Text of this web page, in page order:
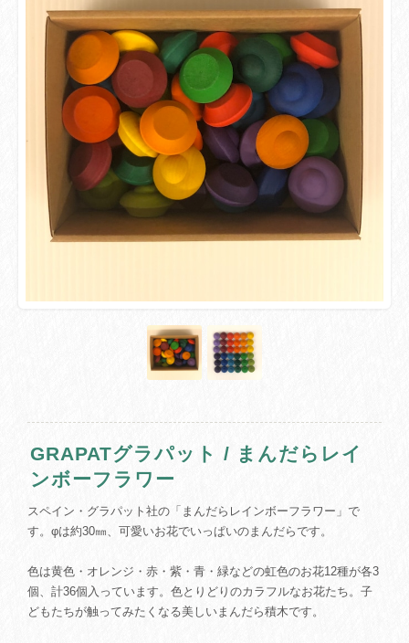
GRAPATグラパット / まんだらレイ
ンボーフラワー
スペイン・グラパット社の「まんだらレインボーフラワー」で
す。φは約30㎜、可愛いお花でいっぱいのまんだらです。
色は黄色・オレンジ・赤・紫・青・緑などの虹色のお花12種が各3
個、計36個入っています。色とりどりのカラフルなお花たち。子
どもたちが触ってみたくなる美しいまんだら積木です。